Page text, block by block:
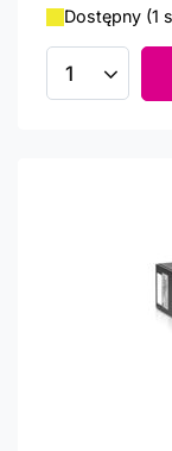
Dostępny (1
Ilość